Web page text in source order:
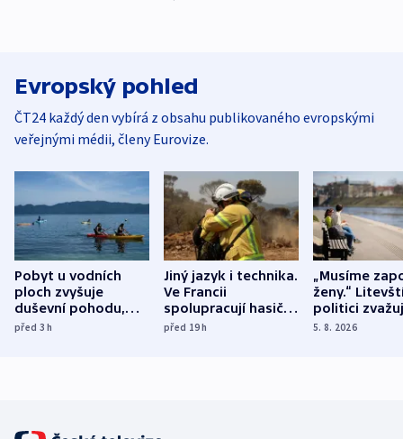
Evropský pohled
ČT24 každý den vybírá z obsahu publikovaného evropskými
veřejnými médii, členy Eurovize.
Pobyt u vodních
ploch zvyšuje
duševní pohodu,
ukázala
před 3h
Jiný jazyk i technika.
Ve Francii
spolupracují hasiči z
různých zemí
před 19h
„Musíme
ženy.“
politici
dohodu o
5. 8. 2026